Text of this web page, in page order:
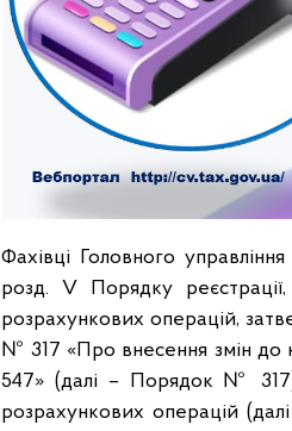
Фахівці Головного
розд. V Порядку
розрахункових операцій,
№ 317 «Про внесення змін до
547» (далі – Порядок № 317)
розрахункових операцій